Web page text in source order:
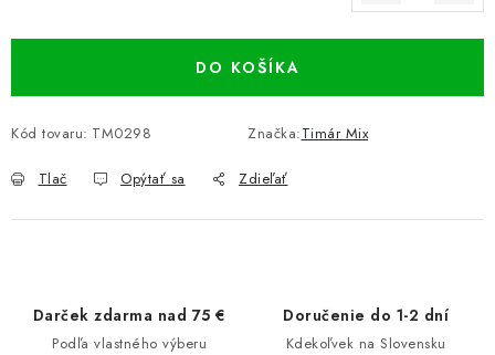
Navštívte našu predajňu vo Dvoroch nad Žitavou »
DO KOŠÍKA
Kód tovaru: TM0298 Značka:Timár Mix
Tlač Opýtať sa Zdieľať
Darček zdarma nad 75 €
Podľa vlastného výberu
Doručenie do 1-2 dní
Kdekoľvek na Slovensku